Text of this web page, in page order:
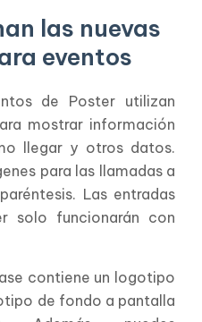
las nuevas
eventos
de Poster utilizan
mostrar información
llegar y otros datos.
para las llamadas a
Las entradas
solo funcionarán con
contiene un logotipo
de fondo a pantalla